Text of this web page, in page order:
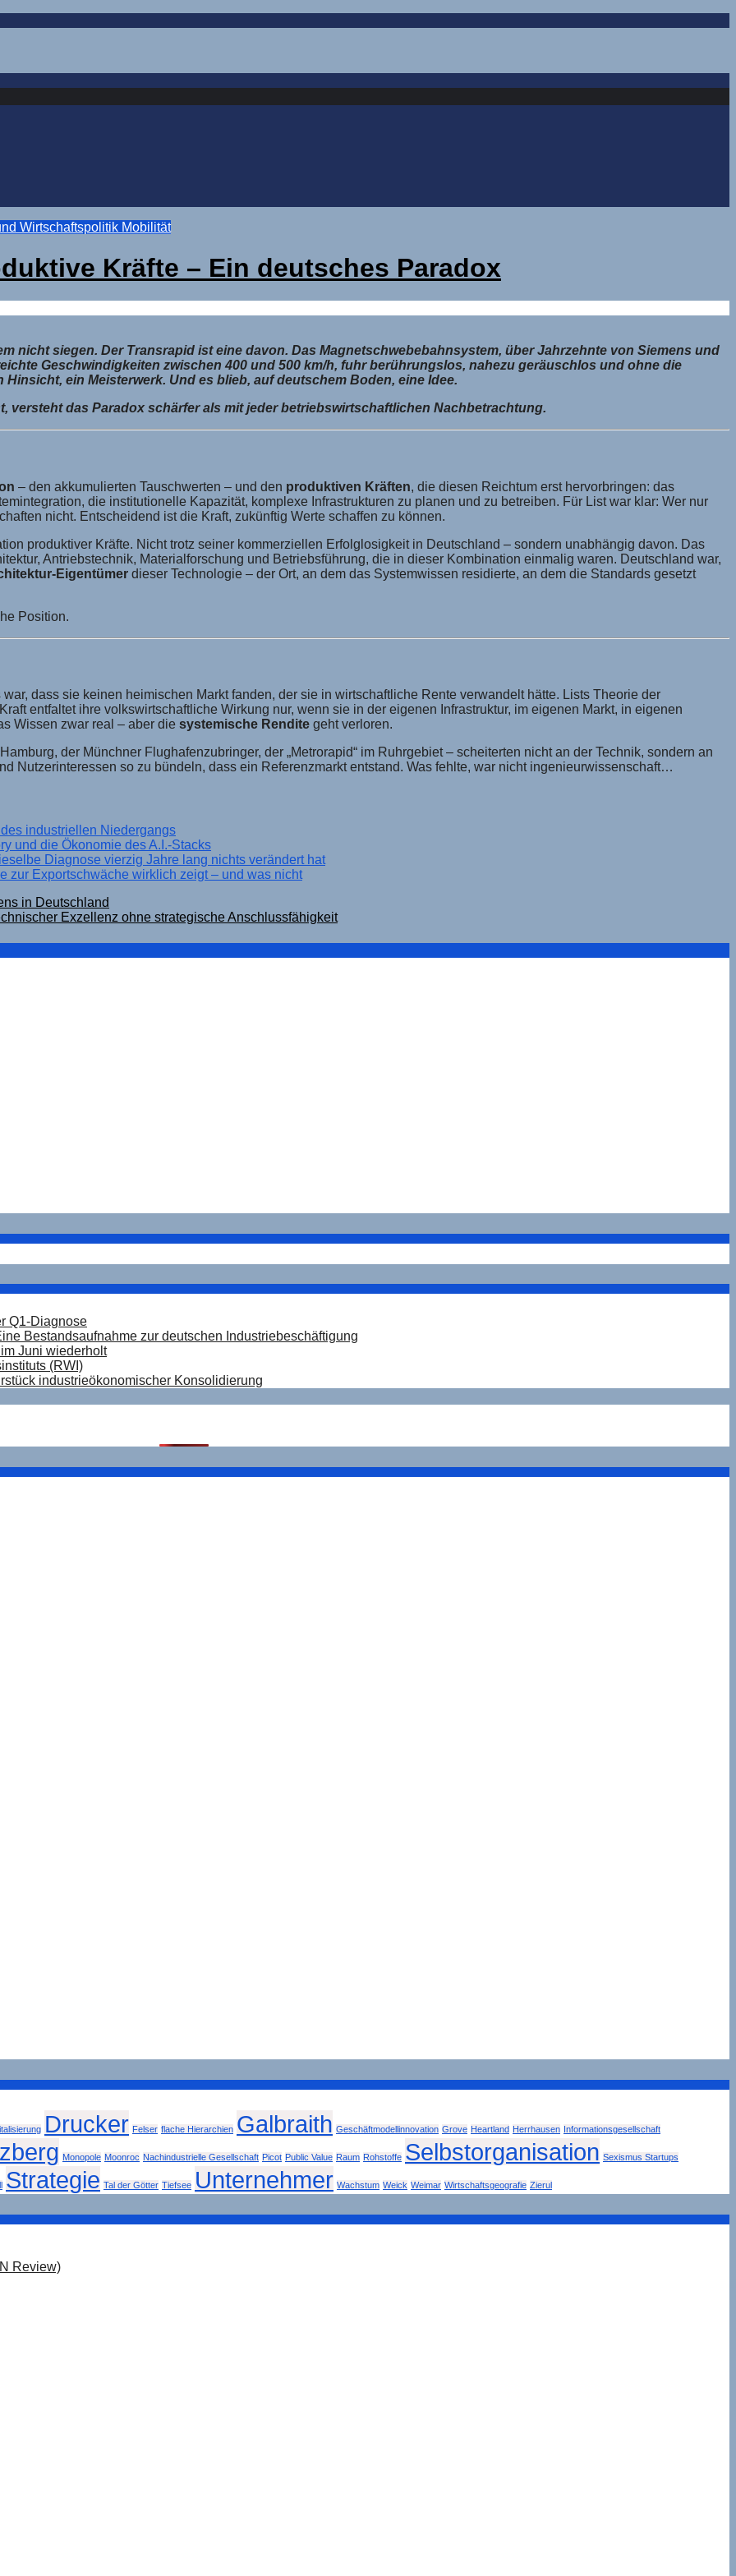
Wirtschaftspolitik Mobilität
Kräfte – Ein deutsches Paradox
nicht siegen. Der Transrapid ist eine davon. Das Magnetschwebebahnsystem, über Jahrzehnte von Siemens und
Geschwindigkeiten zwischen 400 und 500 km/h, fuhr berührungslos, nahezu geräuschlos und ohne die
ein Meisterwerk. Und es blieb, auf deutschem Boden, eine Idee.
versteht das Paradox schärfer als mit jeder betriebswirtschaftlichen Nachbetrachtung.
– den akkumulierten Tauschwerten – und den produktiven Kräften, die diesen Reichtum erst hervorbringen: das
die institutionelle Kapazität, komplexe Infrastrukturen zu planen und zu betreiben. Für List war klar: Wer nur
nicht. Entscheidend ist die Kraft, zukünftig Werte schaffen zu können.
produktiver Kräfte. Nicht trotz seiner kommerziellen Erfolglosigkeit in Deutschland – sondern unabhängig davon. Das
Antriebstechnik, Materialforschung und Betriebsführung, die in dieser Kombination einmalig waren. Deutschland war,
Eigentümer dieser Technologie – der Ort, an dem das Systemwissen residierte, an dem die Standards gesetzt
Position.
dass sie keinen heimischen Markt fanden, der sie in wirtschaftliche Rente verwandelt hätte. Lists Theorie der
entfaltet ihre volkswirtschaftliche Wirkung nur, wenn sie in der eigenen Infrastruktur, im eigenen Markt, in eigenen
Wissen zwar real – aber die systemische Rendite geht verloren.
der Münchner Flughafenzubringer, der „Metrorapid“ im Ruhrgebiet – scheiterten nicht an der Technik, sondern an
Nutzerinteressen so zu bündeln, dass ein Referenzmarkt entstand. Was fehlte, war nicht ingenieurwissenschaft…
industriellen Niedergangs
und die Ökonomie des A.I.-Stacks
Diagnose vierzig Jahre lang nichts verändert hat
zur Exportschwäche wirklich zeigt – und was nicht
in Deutschland
Exzellenz ohne strategische Anschlussfähigkeit
Q1-Diagnose
Bestandsaufnahme zur deutschen Industriebeschäftigung
Juni wiederholt
(RWI)
industrieökonomischer Konsolidierung
Drucker Felser flache Hierarchien Galbraith Geschäftmodellinnovation Grove Heartland Herrhausen Informationsgesellschaft
Monopole Moonroc Nachindustrielle Gesellschaft Picot Public Value Raum Rohstoffe Selbstorganisation Sexismus Startups
Strategie Tal der Götter Tiefsee Unternehmer Wachstum Weick Weimar Wirtschaftsgeografie Zierul
Review)